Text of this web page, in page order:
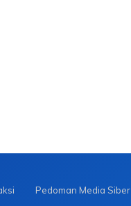
Pedoman Media Siber